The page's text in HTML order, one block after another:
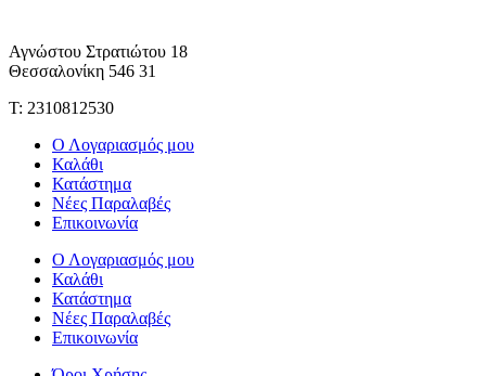
Αγνώστου Στρατιώτου 18
Θεσσαλονίκη 546 31
Τ: 2310812530
Ο Λογαριασμός μου
Καλάθι
Κατάστημα
Νέες Παραλαβές
Επικοινωνία
Ο Λογαριασμός μου
Καλάθι
Κατάστημα
Νέες Παραλαβές
Επικοινωνία